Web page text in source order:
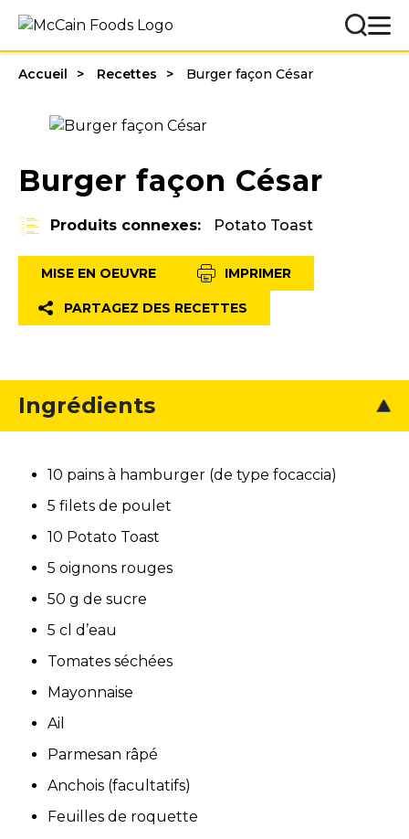
Accueil Recettes Burger façon César
Burger façon César
Produits connexes: Potato Toast
MISE EN OEUVRE IMPRIMER
PARTAGEZ DES RECETTES
Ingrédients
10 pains à hamburger (de type focaccia)
5 filets de poulet
10 Potato Toast
5 oignons rouges
50 g de sucre
5 cl d’eau
Tomates séchées
Mayonnaise
Ail
Parmesan râpé
Anchois (facultatifs)
Feuilles de roquette